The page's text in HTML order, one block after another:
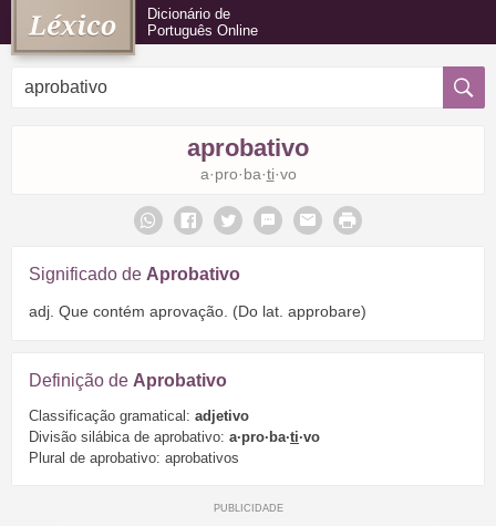
Dicionário de
Português Online
aprobativo
a·pro·ba·ti·vo
Significado de Aprobativo
adj. Que contém aprovação. (Do lat. approbare)
Definição de Aprobativo
Classificação gramatical: adjetivo
Divisão silábica de aprobativo: a·pro·ba·ti·vo
Plural de aprobativo: aprobativos